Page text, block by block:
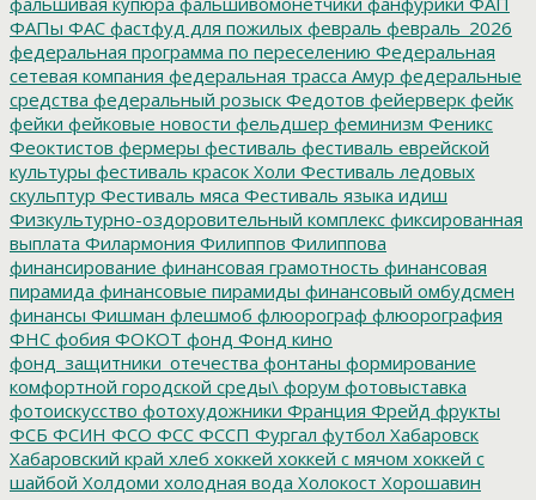
ФАПы ФАС фастфуд для пожилых февраль февраль_2026
федеральная программа по переселению Федеральная
сетевая компания федеральная трасса Амур федеральные
средства федеральный розыск Федотов фейерверк фейк
фейки фейковые новости фельдшер феминизм Феникс
Феоктистов фермеры фестиваль фестиваль еврейской
культуры фестиваль красок Холи Фестиваль ледовых
скульптур Фестиваль мяса Фестиваль языка идиш
Физкультурно-оздоровительный комплекс фиксированная
выплата Филармония Филиппов Филиппова
финансирование финансовая грамотность финансовая
пирамида финансовые пирамиды финансовый омбудсмен
финансы Фишман флешмоб флюорограф флюорография
ФНС фобия ФОКОТ фонд Фонд кино
фонд_защитники_отечества фонтаны формирование
комфортной городской среды\ форум фотовыставка
фотоискусство фотохудожники Франция Фрейд фрукты
ФСБ ФСИН ФСО ФСС ФССП Фургал футбол Хабаровск
Хабаровский край хлеб хоккей хоккей с мячом хоккей с
шайбой Холдоми холодная вода Холокост Хорошавин